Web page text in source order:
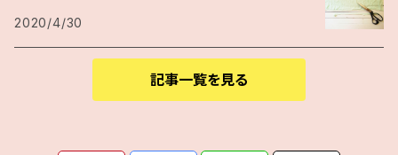
2020/4/30
記事一覧を見る